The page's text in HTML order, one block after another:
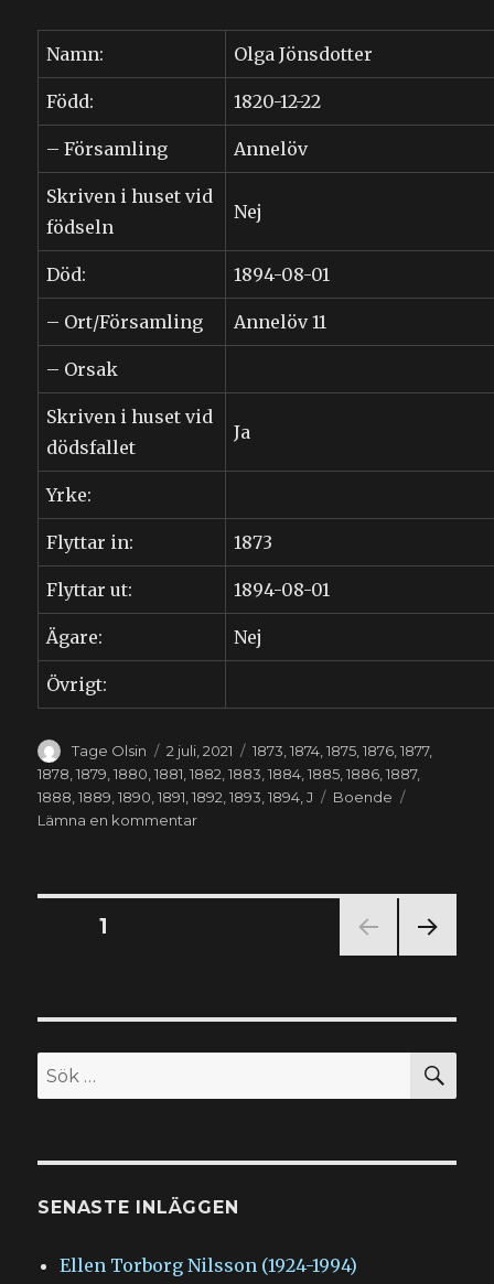
Namn: Olga Jönsdotter
Född: 1820-12-22
– Församling Annelöv
Skriven i huset vid
födseln
Nej
Död: 1894-08-01
– Ort/Församling Annelöv 11
– Orsak
Skriven i huset vid
dödsfallet
Ja
Yrke:
Flyttar in: 1873
Flyttar ut: 1894-08-01
Ägare: Nej
Övrigt:
Författare
Tage Olsin
Publicerat
den
2 juli, 2021 Kategorier
1873 ,1874 ,1875 ,1876 ,1877,
1878,1879,1880,1881,1882,1883,1884,1885,1886,1887,
1888,1889,1890,1891,1892,1893,1894,J Etiketter
Boende
Lämna en kommentartill
Sidnumrering
inlägg
SIDA1
Sök
efter:
SENASTE INLÄGGEN
Ellen Torborg Nilsson (1924-1994)